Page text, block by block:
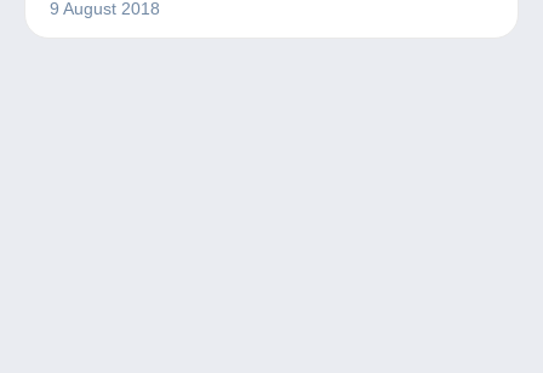
van andere artiesten te ontdekken.
9 August 2018